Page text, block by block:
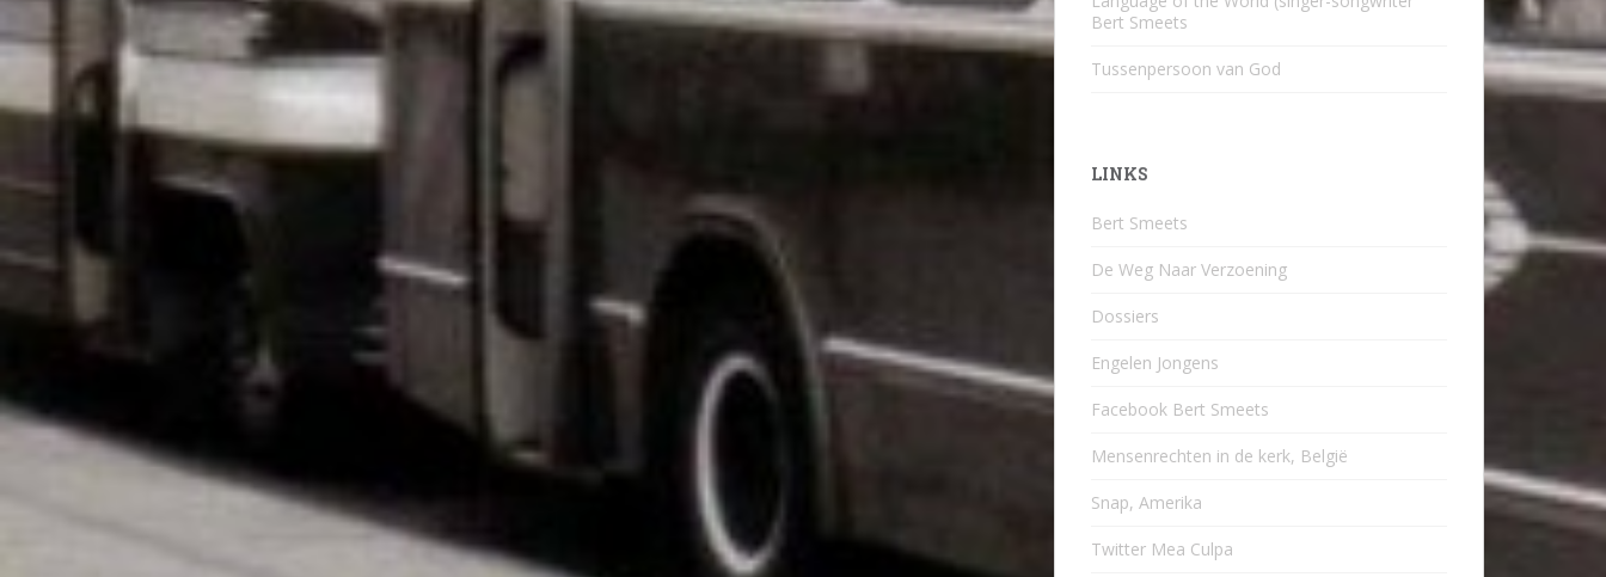
Bert Smeets
Tussenpersoon van God
LINKS
Bert Smeets
De Weg Naar Verzoening
Dossiers
Engelen Jongens
Facebook Bert Smeets
Mensenrechten in de kerk, België
Snap, Amerika
Twitter Mea Culpa